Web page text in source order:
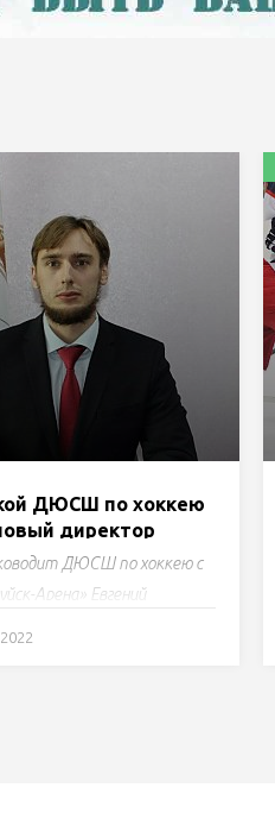
ДЮСШ по хоккею
директор
ДЮСШ по хоккею с
Арена» Евгений